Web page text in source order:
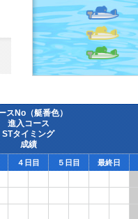
スNo（艇番色）
進入コース
STタイミング
成績
４日目 ５日目 最終日